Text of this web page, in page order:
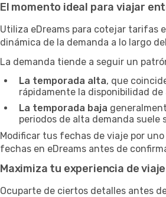
El momento ideal para viajar
Utiliza eDreams para cotejar tarifas
dinámica de la demanda a lo largo
La demanda tiende a seguir un
La temporada alta, que
rápidamente la disponibilidad
La temporada baja
periodos de alta demanda suele
Modificar tus fechas de viaje por
fechas en eDreams antes de
Maximiza tu experiencia de
Ocuparte de ciertos detalles antes